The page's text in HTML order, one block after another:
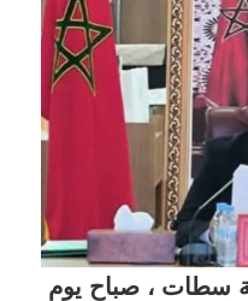
سطات ، صباح يوم